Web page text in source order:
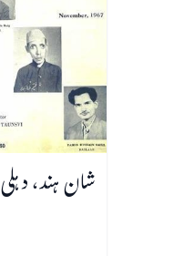
شان ہند، دہلی